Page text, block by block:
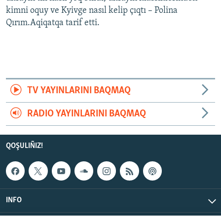
kimni oquy ve Kyivge nasıl kelip çıqtı – Polina
Qırım.Aqiqatqa tarif etti.
TV YAYINLARINI BAQMAQ
RADIO YAYINLARINI BAQMAQ
QOŞULIÑIZ!
INFO